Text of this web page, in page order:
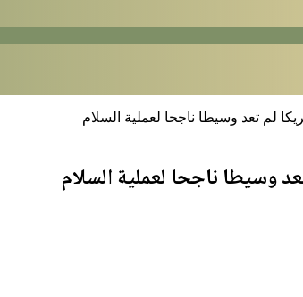
لم تعد وسيطا ناجحا لعملية السلام
وسيطا ناجحا لعملية السلام